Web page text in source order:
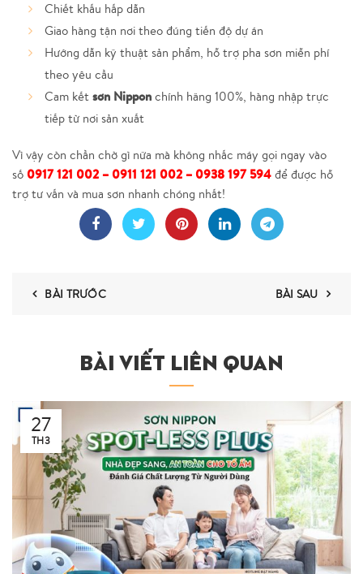
Chiết khấu hấp dẫn
Giao hàng tận nơi theo đúng tiến độ dự án
Hướng dẫn kỹ thuật sản phẩm, hỗ trợ pha sơn miễn phí
theo yêu cầu
Cam kết sơn Nippon chính hãng 100%, hàng nhập trực
tiếp từ nơi sản xuất
Vì vậy còn chần chờ gì nữa mà không nhấc máy gọi ngay vào
số 0917 121 002 – 0911 121 002 – 0938 197 594 để được hỗ
trợ tư vấn và mua sơn nhanh chóng nhất!
BÀI TRƯỚC BÀI SAU
BÀI VIẾT LIÊN QUAN
27
TH3